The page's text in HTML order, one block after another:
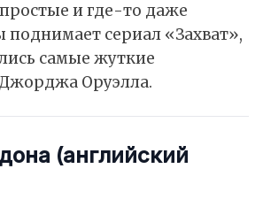
и где-то даже
сериал «Захват»,
самые жуткие
Оруэлла.
(английский